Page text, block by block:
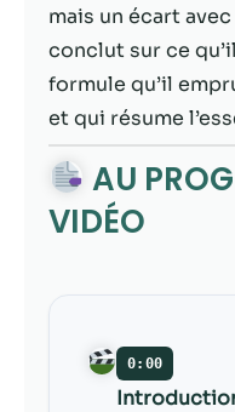
mais un écart
conclut sur ce
formule qu’il
et qui résume
AU
VIDÉO
0:00